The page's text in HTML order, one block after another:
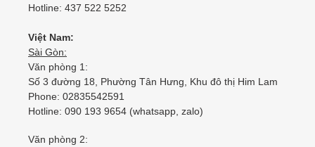
Hotline: 437 522 5252
Việt Nam:
Sài Gòn:
Văn phòng 1:
Số 3 đường 18, Phường Tân Hưng, Khu đô thị Him Lam
Phone: 02835542591
Hotline: 090 193 9654 (whatsapp, zalo)
Văn phòng 2: